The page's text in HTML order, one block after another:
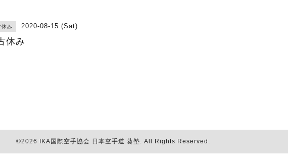
休み 2020-08-15 (Sat)
休み
©2026 IKA国際空手協会 日本空手道 葵塾. All Rights Reserved.